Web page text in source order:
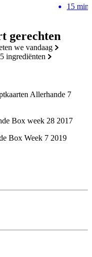
gerechten
eten we vandaag
5 ingrediënten
Allerhande 7
Box week 28 2017
Box Week 7 2019
15 min